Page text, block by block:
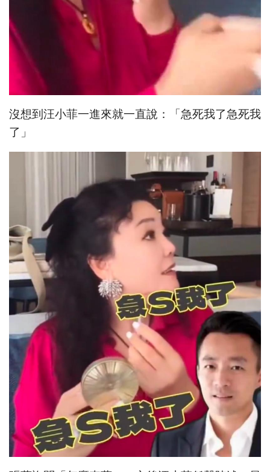
沒想到汪小菲一進來就一直說：「急死我了急死我
了」